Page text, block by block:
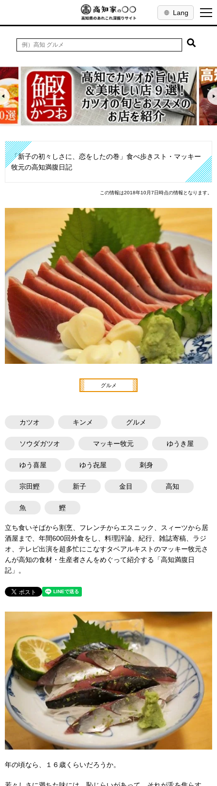
Lang
「新子の初々しさに、恋をしたの巻」食べ歩きスト・マッキー
牧元の高知満腹日記
この情報は2018年10月7日時点の情報となります。
グルメ
カツオ キンメ グルメ
ソウダガツオ マッキー牧元 ゆうき屋
ゆう喜屋 ゆう㐂屋 刺身
宗田鰹 新子 金目 高知
魚 鰹
立ち食いそばから割烹、フレンチからエスニック、スィーツから居
酒屋まで、年間600回外食をし、料理評論、紀行、雑誌寄稿、ラジ
オ、テレビ出演を超多忙にこなすタベアルキストのマッキー牧元さ
んが高知の食材・生産者さんをめぐって紹介する「高知満腹日
記」。
年の頃なら、１６歳くらいだろうか。